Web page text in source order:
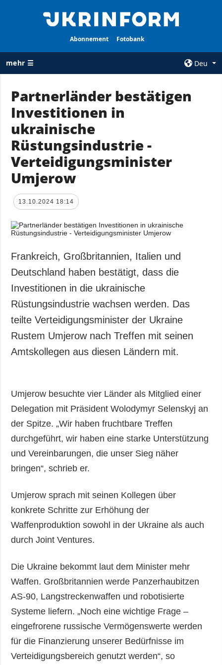
Abonnement Fotobank
mehr ☰
Deu
ALLE
RUBRIKEN
Krieg
Wiederaufbau
der Ukraine
Politik
Wirtschaft
Militär
Gesellschaft und
Kultur
Sport
Kriminalität
Notstand und
Kontakte
services
ZUSÄTZLICH
Veröffentlichungen
Interview
LEISTUNGEN
Abonnement
Fotobank
Partnerländer bestätigen
Investitionen in
ukrainische
Rüstungsindustrie -
Verteidigungsminister
Umjerow
13.10.2024 18:14
Frankreich, Großbritannien, Italien und
Deutschland haben bestätigt, dass die
Investitionen in die ukrainische
Rüstungsindustrie wachsen werden. Das
teilte Verteidigungsminister der Ukraine
Rustem Umjerow nach Treffen mit seinen
Amtskollegen aus diesen Ländern mit.
Umjerow besuchte vier Länder als Mitglied einer
Delegation mit Präsident Wolodymyr Selenskyj an
der Spitze. „Wir haben fruchtbare Treffen
durchgeführt, wir haben eine starke Unterstützung
und Vereinbarungen, die unser Sieg näher
bringen“, schrieb er.
Umjerow sprach mit seinen Kollegen über
konkrete Schritte zur Erhöhung der
Waffenproduktion sowohl in der Ukraine als auch
durch Joint Ventures.
Die Ukraine bekommt laut dem Minister mehr
Waffen. Großbritannien werde Panzerhaubitzen
AS-90, Langstreckenwaffen und robotisierte
Systeme liefern. „Noch eine wichtige Frage –
eingefrorene russische Vermögenswerte werden
für die Finanzierung unserer Bedürfnisse im
Verteidigungsbereich genutzt werden“, so